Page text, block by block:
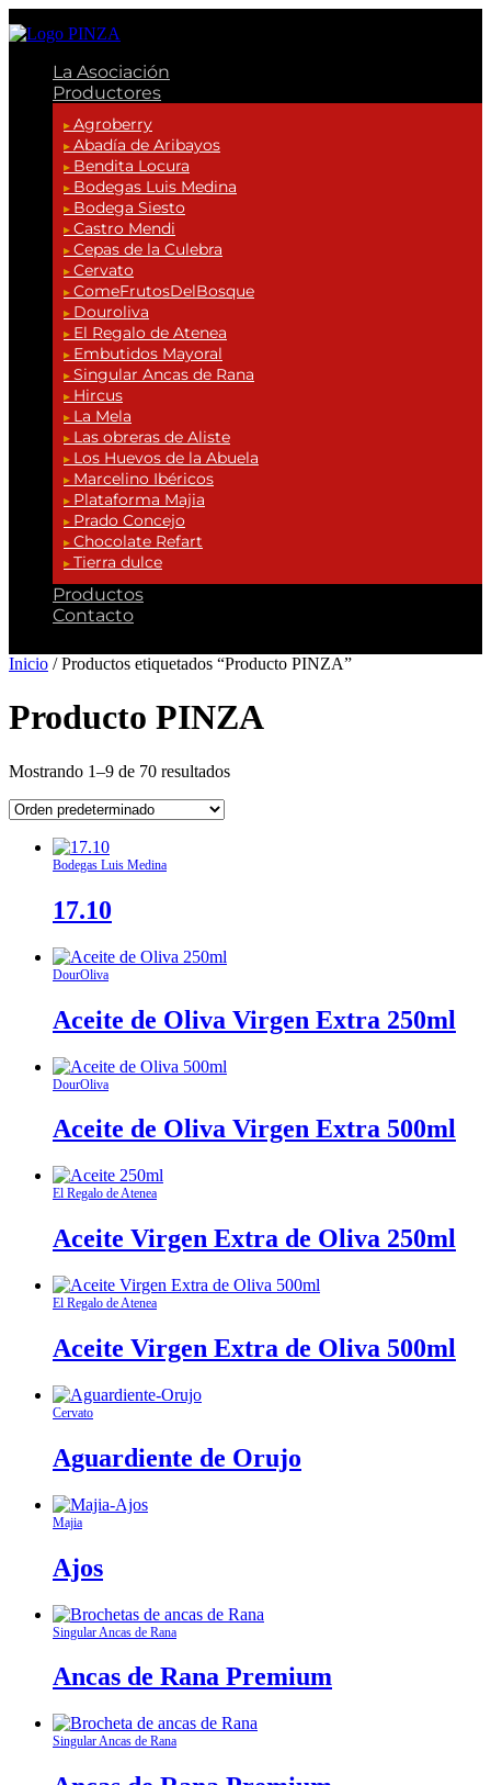
La Asociación
Productores
Agroberry
Abadía de Aribayos
Bendita Locura
Bodegas Luis Medina
Bodega Siesto
Castro Mendi
Cepas de la Culebra
Cervato
ComeFrutosDelBosque
Douroliva
El Regalo de Atenea
Embutidos Mayoral
Singular Ancas de Rana
Hircus
La Mela
Las obreras de Aliste
Los Huevos de la Abuela
Marcelino Ibéricos
Plataforma Majia
Prado Concejo
Chocolate Refart
Tierra dulce
Productos
Contacto
Inicio / Productos etiquetados “Producto PINZA”
Producto PINZA
Mostrando 1–9 de 70 resultados
Bodegas Luis Medina
17.10
DourOliva
Aceite de Oliva Virgen Extra 250ml
DourOliva
Aceite de Oliva Virgen Extra 500ml
El Regalo de Atenea
Aceite Virgen Extra de Oliva 250ml
El Regalo de Atenea
Aceite Virgen Extra de Oliva 500ml
Cervato
Aguardiente de Orujo
Majia
Ajos
Singular Ancas de Rana
Ancas de Rana Premium
Singular Ancas de Rana